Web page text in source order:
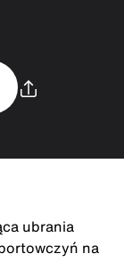
ubrania
na